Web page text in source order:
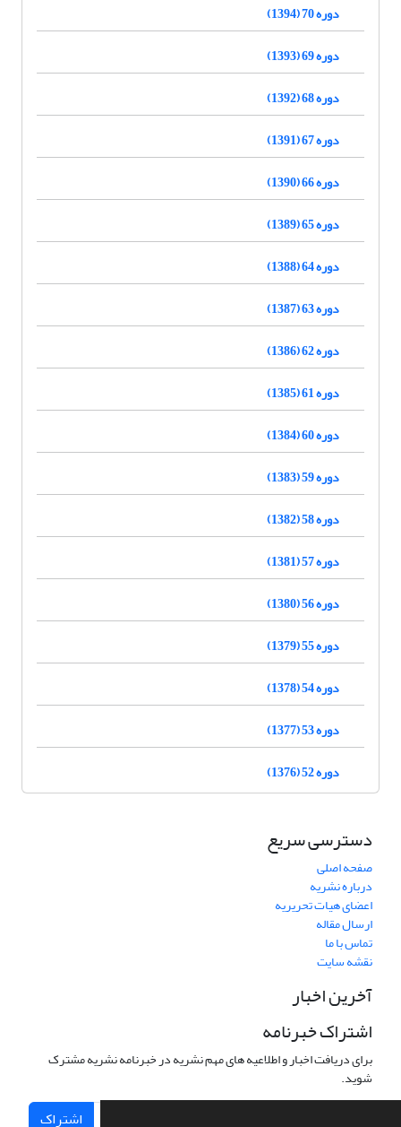
دوره 70 (1394)
دوره 69 (1393)
دوره 68 (1392)
دوره 67 (1391)
دوره 66 (1390)
دوره 65 (1389)
دوره 64 (1388)
دوره 63 (1387)
دوره 62 (1386)
دوره 61 (1385)
دوره 60 (1384)
دوره 59 (1383)
دوره 58 (1382)
دوره 57 (1381)
دوره 56 (1380)
دوره 55 (1379)
دوره 54 (1378)
دوره 53 (1377)
دوره 52 (1376)
دسترسی سریع
صفحه اصلی
درباره نشریه
اعضای هیات تحریریه
ارسال مقاله
تماس با ما
نقشه سایت
آخرین اخبار
اشتراک خبرنامه
برای دریافت اخبار و اطلاعیه های مهم نشریه در خبرنامه نشریه مشترک
شوید.
اشتراک